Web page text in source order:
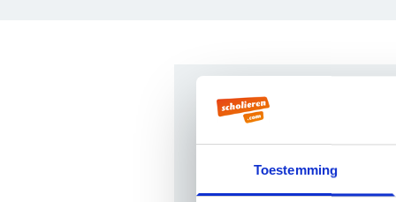
Toestemming
Wie schreef Sporen van
Sporen van angst werd